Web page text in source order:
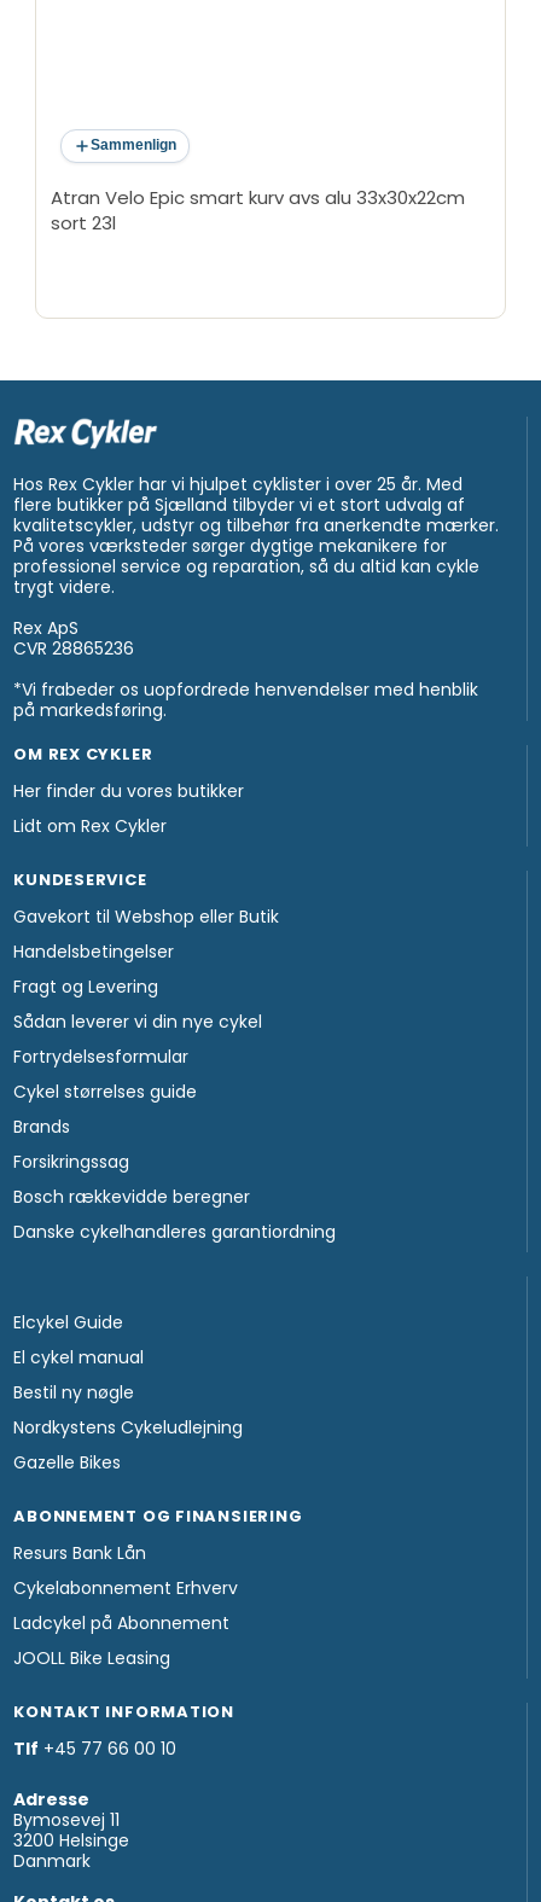
Sammenlign
Atran Velo Epic smart kurv avs alu 33x30x22cm
sort 23l
Hos Rex Cykler har vi hjulpet cyklister i over 25 år. Med
flere butikker på Sjælland tilbyder vi et stort udvalg af
kvalitetscykler, udstyr og tilbehør fra anerkendte mærker.
På vores værksteder sørger dygtige mekanikere for
professionel service og reparation, så du altid kan cykle
trygt videre.
Rex ApS
CVR 28865236
*Vi frabeder os uopfordrede henvendelser med henblik
på markedsføring.
OM REX CYKLER
Her finder du vores butikker
Lidt om Rex Cykler
KUNDESERVICE
Gavekort til Webshop eller Butik
Handelsbetingelser
Fragt og Levering
Sådan leverer vi din nye cykel
Fortrydelsesformular
Cykel størrelses guide
Brands
Forsikringssag
Bosch rækkevidde beregner
Danske cykelhandleres garantiordning
Elcykel Guide
El cykel manual
Bestil ny nøgle
Nordkystens Cykeludlejning
Gazelle Bikes
ABONNEMENT OG FINANSIERING
Resurs Bank Lån
Cykelabonnement Erhverv
Ladcykel på Abonnement
JOOLL Bike Leasing
KONTAKT INFORMATION
Tlf +45 77 66 00 10
Adresse
Bymosevej 11
3200 Helsinge
Danmark